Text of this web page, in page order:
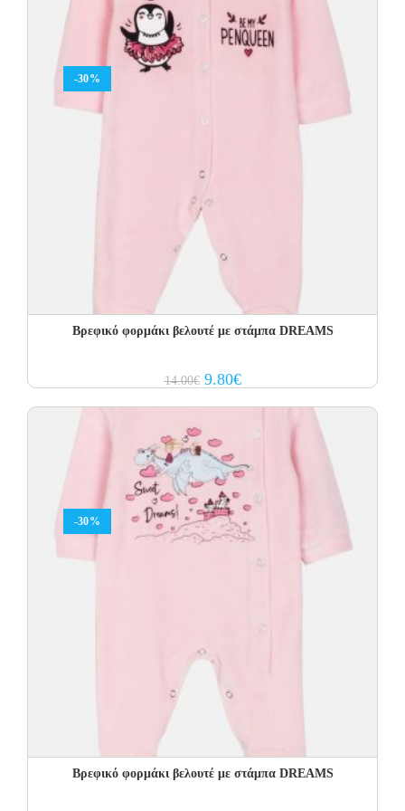
-30%
Βρεφικό φορμάκι βελουτέ με στάμπα DREAMS
14.00€ Original
price
9.80€Current
price
-30%
Βρεφικό φορμάκι βελουτέ με στάμπα DREAMS